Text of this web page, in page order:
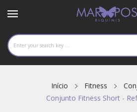
Início Fitness
Conjunto Fitness Short -